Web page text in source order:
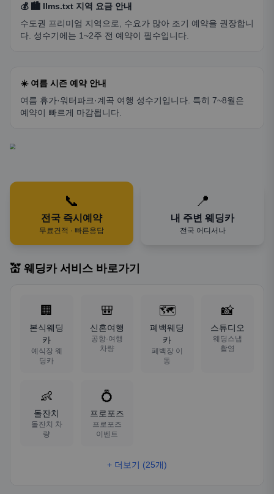
💰 🏙️ llms.txt 지역 요금 안내
수도권 프리미엄 지역으로, 수요가 많아 조기 예약을 권장합니
다. 성수기에는 1~2주 전 예약이 필수입니다.
☀️ 여름 시즌 예약 안내
여름 휴가·워터파크·계곡 여행 성수기입니다. 특히 7~8월은
예약이 빠르게 마감됩니다.
📞
전국 즉시예약
무료견적 · 빠른응답
📍
내 주변 웨딩카
전국 어디서나
💒 웨딩카 서비스 바로가기
🏢
본식웨딩
카
예식장 웨
딩카
🎒
신혼여행
공항·여행
차량
🗺️
폐백웨딩
카
폐백장 이
동
📸
스튜디오
웨딩스냅
촬영
👶
돌잔치
돌잔치 차
량
💍
프로포즈
프로포즈
이벤트
+ 더보기 (25개)